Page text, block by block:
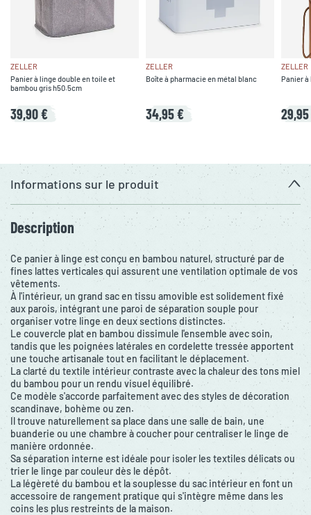
ZELLER
Panier à linge double en toile et
bambou gris h50.5cm
39,90 €
ZELLER
Boîte à pharmacie en métal blanc
34,95 €
ZELLER
Panier à
Informations sur le produit
Description
Ce panier à linge est conçu en bambou naturel, structuré par de
fines lattes verticales qui assurent une ventilation optimale de vos
vêtements.
À l'intérieur, un grand sac en tissu amovible est solidement fixé
aux parois, intégrant une paroi de séparation souple pour
organiser votre linge en deux sections distinctes.
Le couvercle plat en bambou dissimule l'ensemble avec soin,
tandis que les poignées latérales en cordelette tressée apportent
une touche artisanale tout en facilitant le déplacement.
La clarté du textile intérieur contraste avec la chaleur des tons miel
du bambou pour un rendu visuel équilibré.
Ce modèle s'accorde parfaitement avec des styles de décoration
scandinave, bohème ou zen.
Il trouve naturellement sa place dans une salle de bain, une
buanderie ou une chambre à coucher pour centraliser le linge de
manière ordonnée.
Sa séparation interne est idéale pour isoler les textiles délicats ou
trier le linge par couleur dès le dépôt.
La légèreté du bambou et la souplesse du sac intérieur en font un
accessoire de rangement pratique qui s'intègre même dans les
coins les plus restreints de la maison.